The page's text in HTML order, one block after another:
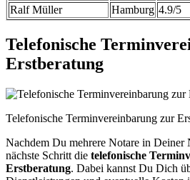
Ralf Müller
Hamburg 4.9/5
Telefonische
Erstberatung
Telefonische Terminvereinbarung zur
Nachdem Du mehrere Notare in Deiner
nächste Schritt die telefonische
Erstberatung. Dabei kannst Du Dich